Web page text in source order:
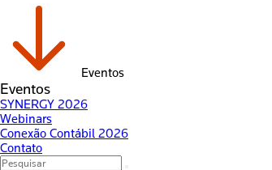
Eventos
Eventos
SYNERGY 2026
Webinars
Conexão Contábil 2026
Contato